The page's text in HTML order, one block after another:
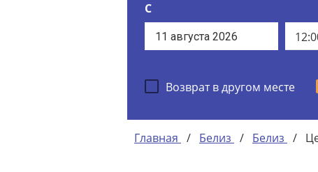
С
Возврат в другом месте
Главная / Белиз / Белиз /